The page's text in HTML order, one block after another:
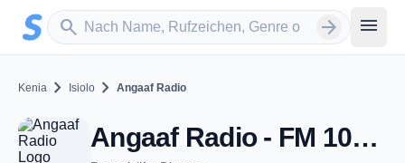
Zum Hauptinhalt springen
search
Sender suchen arrow_forward menu
Kenia chevron_right Isiolo chevron_right Angaaf Radio
Angaaf Radio - FM 103.3 - Isiolo